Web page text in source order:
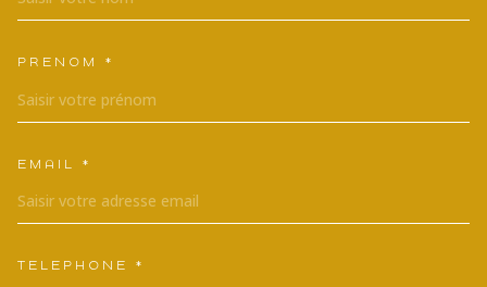
PRÉNOM *
EMAIL *
TÉLÉPHONE *